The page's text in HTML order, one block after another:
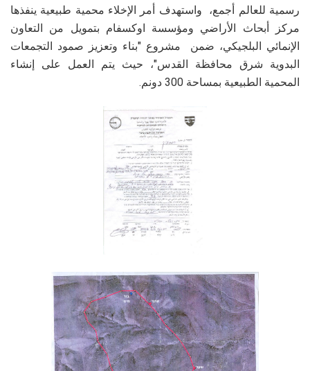
رسمية للعالم أجمع، واستهدف أمر الإخلاء محمية طبيعية ينفذها
مركز أبحاث الأراضي ومؤسسة اوكسفام بتمويل من التعاون
الإنمائي البلجيكي، ضمن مشروع "بناء وتعزيز صمود التجمعات
البدوية شرق محافظة القدس"، حيث يتم العمل على إنشاء
المحمية الطبيعية بمساحة 300 دونم.